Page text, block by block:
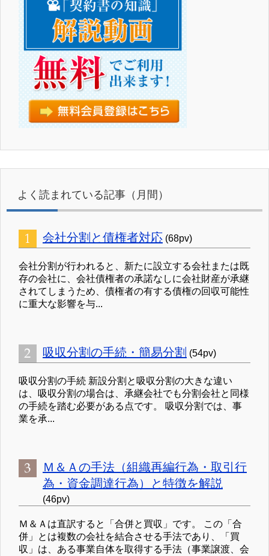
よく読まれている記事（月間）
会社分割と債権者対応 (68pv)
会社分割が行われると、新たに設立する会社または既
存の会社に、会社債権者の承諾なしに会社財産が承継
されてしまうため、債権者の有する債権の回収可能性
に重大な影響を与...
吸収分割の手続・簡易分割 (54pv)
吸収分割の手続 新設分割と吸収分割の大きな違い
は、吸収分割の場合は、承継会社でも分割会社と同様
の手続を踏む必要がある点です。 吸収分割では、事
業を承...
Ｍ＆Ａの手法（組織再編行為・取引行
為・資金調達行為）と特徴を解説
(46pv)
Ｍ＆Ａは直訳すると「合併と買収」です。 この「合
併」とは複数の会社を結合させる手法であり、「買
収」は、ある事業自体を取得する手法（事業譲渡、会